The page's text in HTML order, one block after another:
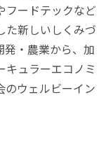
フードテックなど
た新しいしくみづ
発・農業から、加
ュラーエコノミ
のウェルビーイン